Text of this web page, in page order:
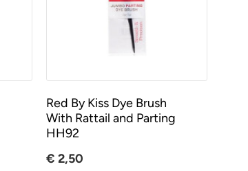
Red By Kiss Dye Brush
With Rattail and Parting
HH92
€ 2,50